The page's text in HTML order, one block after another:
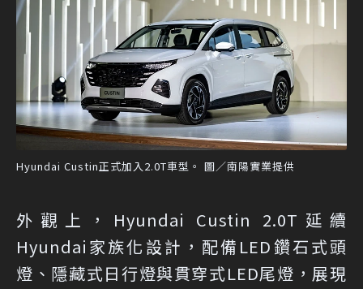
Hyundai Custin正式加入2.0T車型。 圖／南陽實業提供
外觀上，Hyundai Custin 2.0T延續
Hyundai家族化設計，配備LED鑽石式頭
燈、隱藏式日行燈與貫穿式LED尾燈，展現